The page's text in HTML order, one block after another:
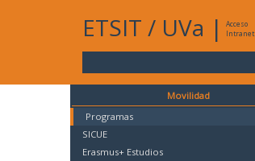
ETSIT / UVa |
Acceso
Intranet
Movilidad
Programas
SICUE
Erasmus+ Estudios